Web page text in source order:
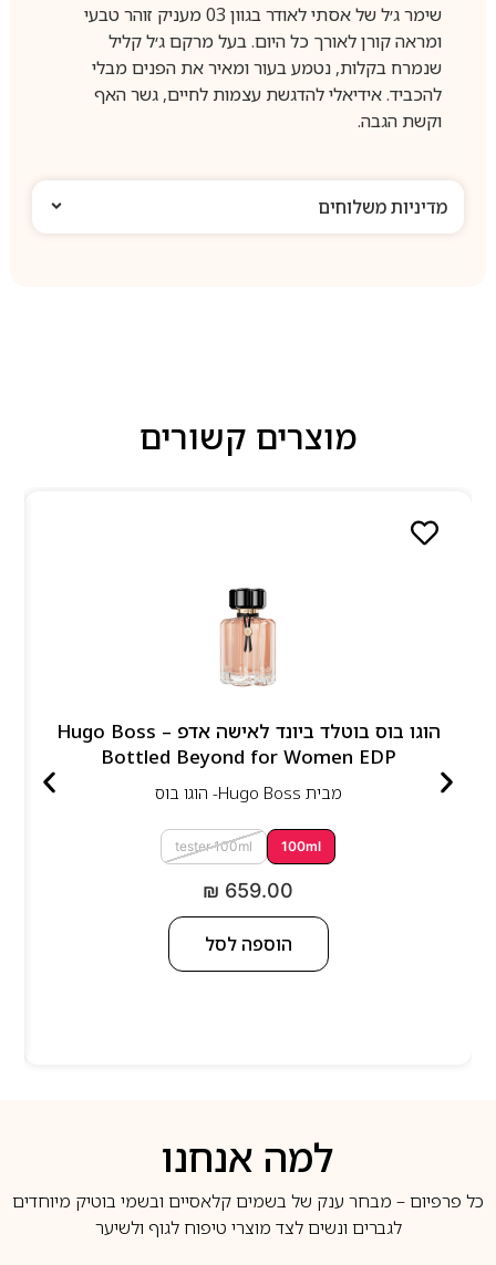
שימר ג׳ל של אסתי לאודר בגוון 03 מעניק זוהר טבעי
ומראה קורן לאורך כל היום. בעל מרקם ג׳ל קליל
שנמרח בקלות, נטמע בעור ומאיר את הפנים מבלי
להכביד. אידיאלי להדגשת עצמות לחיים, גשר האף
וקשת הגבה.
מדיניות משלוחים
מוצרים קשורים
הוגו בוס בוטלד ביונד לאישה אדפ – Hugo Boss
Bottled Beyond for Women EDP
מבית Hugo Boss- הוגו בוס
100ml
tester 100ml
₪ 659.00
הוספה לסל
למה אנחנו
כל פרפיום – מבחר ענק של בשמים קלאסיים ובשמי בוטיק מיוחדים
לגברים ונשים לצד מוצרי טיפוח לגוף ולשיער